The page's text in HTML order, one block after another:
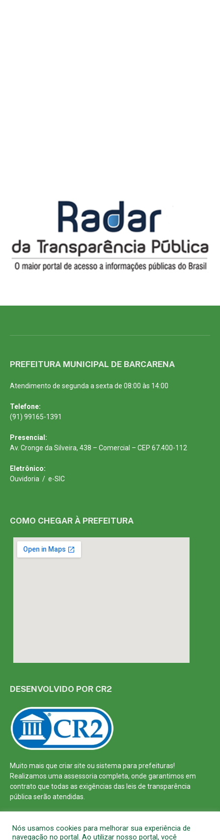
PREFEITURA MUNICIPAL DE BARCARENA
Atendimento de segunda a sexta de 08:00 às 14:00
Telefone:
(91) 99165-1391
Presencial:
Av. Cronge da Silveira, 438 – Comercial – CEP 67.400-112
Eletrônico:
Ouvidoria / e-SIC
COMO CHEGAR À PREFEITURA
DESENVOLVIDO POR CR2
Muito mais que criar site ou sistema para prefeituras!
Realizamos uma assessoria completa, onde garantimos em
contrato que todas as exigências das leis de transparência
pública serão atendidas.
Nós usamos cookies para melhorar sua experiência de
navegação no portal. Ao utilizar nosso portal, você